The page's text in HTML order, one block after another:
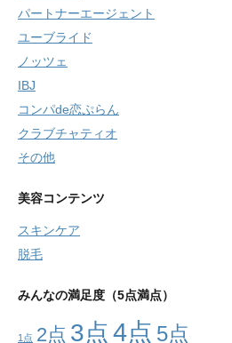
パートナーエージェント
ユーブライド
ノッツェ
IBJ
コンパde恋ぷらん
クラブチャティオ
その他
美容コンテンツ
スキンケア
脱毛
みんなの満足度（5点満点）
1点 2点 3点4点 5点